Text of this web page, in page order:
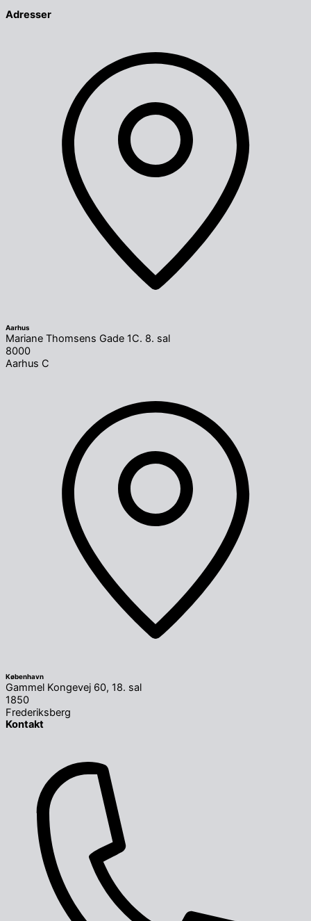
Adresser
Aarhus
Mariane Thomsens Gade 1C. 8. sal
8000
Aarhus C
København
Gammel Kongevej 60, 18. sal
1850
Frederiksberg
Kontakt